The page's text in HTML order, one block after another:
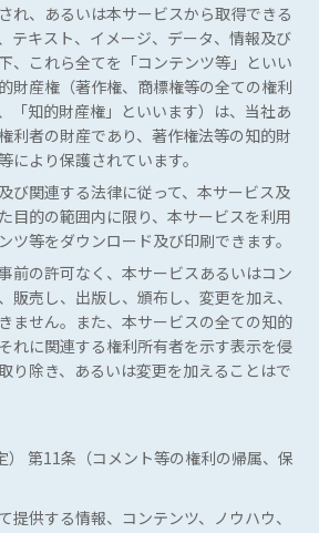
れ、あるいは本サービスから取得できる
テキスト、イメージ、データ、情報及び
、これら全てを「コンテンツ等」といい
財産権（著作権、商標権等の全ての権利
「知的財産権」といいます）は、当社あ
利者の財産であり、著作権法等の知的財
により保護されています。
び関連する法律に従って、本サービス及
目的の範囲内に限り、本サービスを利用
ツ等をダウンロード及び印刷できます。
前の許可なく、本サービスあるいはコン
販売し、出版し、頒布し、変更を加え、
ません。また、本サービスの全ての知的
れに関連する権利所有者を示す表示を侵
り除き、あるいは変更を加えることはで
） 第11条（コメント等の権利の帰属、保
提供する情報、コンテンツ、ノウハウ、